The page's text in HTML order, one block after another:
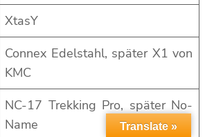
XtasY
Connex Edelstahl, später X1 von
KMC
NC-17 Trekking Pro, später No-
Name
Translate »